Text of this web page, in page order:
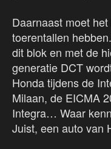
Daarnaast moet
toerentallen
dit blok en met de
generatie DCT
Honda tijdens de
Milaan, de EICMA
Integra… Waar
Juist, een auto van